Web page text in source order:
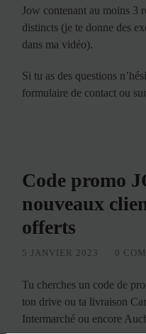
Jow contenant au moins 3
distincts (je te donne des
dans ma vidéo).
Si tu as des questions
formulaire de contact ou
Code promo
nouveaux
offerts
5 JANVIER 2023 0
Tu cherches un code de
ton drive ou ta livraison
Intermarché ou encore